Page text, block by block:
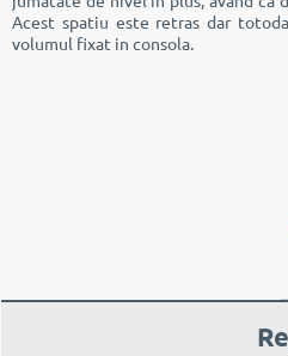
Acest spatiu este retras dar
volumul fixat in consola.